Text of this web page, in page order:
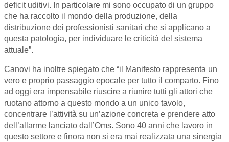
deficit uditivi. In particolare mi sono occupato di un gruppo
che ha raccolto il mondo della produzione, della
distribuzione dei professionisti sanitari che si applicano a
questa patologia, per individuare le criticità del sistema
attuale”.
Canovi ha inoltre spiegato che “il Manifesto rappresenta un
vero e proprio passaggio epocale per tutto il comparto. Fino
ad oggi era impensabile riuscire a riunire tutti gli attori che
ruotano attorno a questo mondo a un unico tavolo,
concentrare l’attività su un’azione concreta e prendere atto
dell’allarme lanciato dall’Oms. Sono 40 anni che lavoro in
questo settore e finora non si era mai realizzata una sinergia